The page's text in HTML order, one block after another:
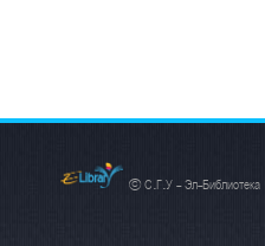
© С.Г.У - Эл-Библиотека